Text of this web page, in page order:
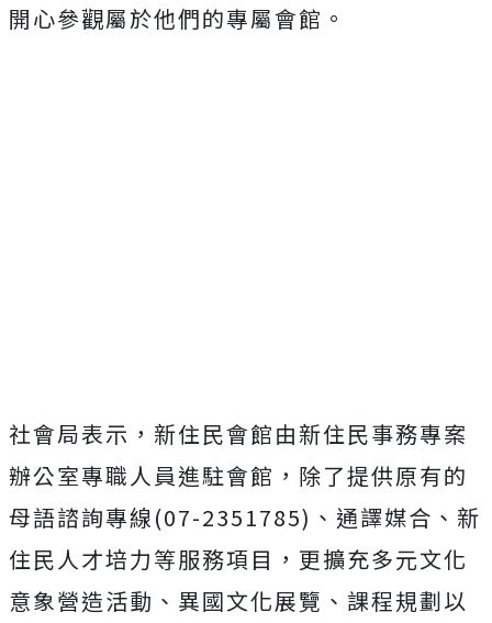
開心參觀屬於他們的專屬會館。
社會局表示，新住民會館由新住民事務專案
辦公室專職人員進駐會館，除了提供原有的
母語諮詢專線(07-2351785)、通譯媒合、新
住民人才培力等服務項目，更擴充多元文化
意象營造活動、異國文化展覽、課程規劃以